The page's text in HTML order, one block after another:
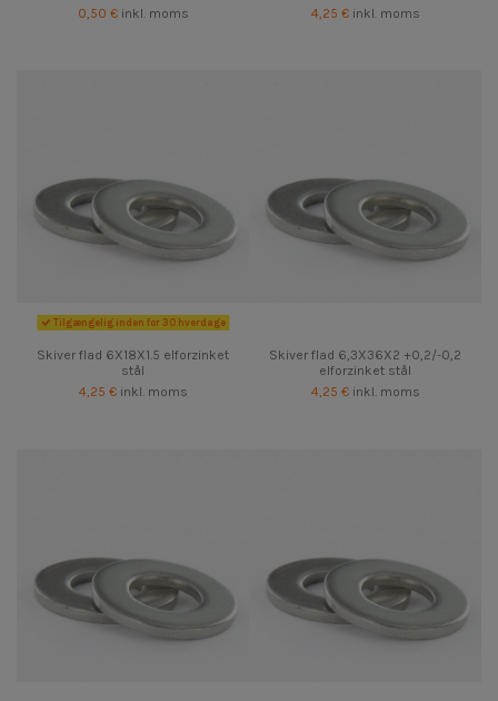
0,50 € inkl. moms
4,25 € inkl. moms
Tilgængelig inden for 30 hverdage
Skiver flad 6X18X1.5 elforzinket
stål
4,25 € inkl. moms
Skiver flad 6,3X36X2 +0,2/-0,2
elforzinket stål
4,25 € inkl. moms